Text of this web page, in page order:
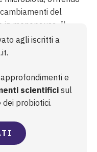
del
in menopausa. Il
e postbiotici.
un approccio
agli iscritti a
e
scientifici sul
probiotici.